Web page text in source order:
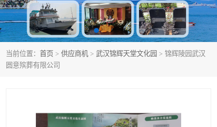
当前位置： 首页 > 供应商机 > 武汉锦辉天堂文化园 > 锦辉陵园武汉
圆意殡葬有限公司
武汉锦辉天堂文化园 仙鹤湖湿地公园
长乐园陵园 万福净土陵园
武汉市阳逻九龙宫陵园 石门峰人文纪念园